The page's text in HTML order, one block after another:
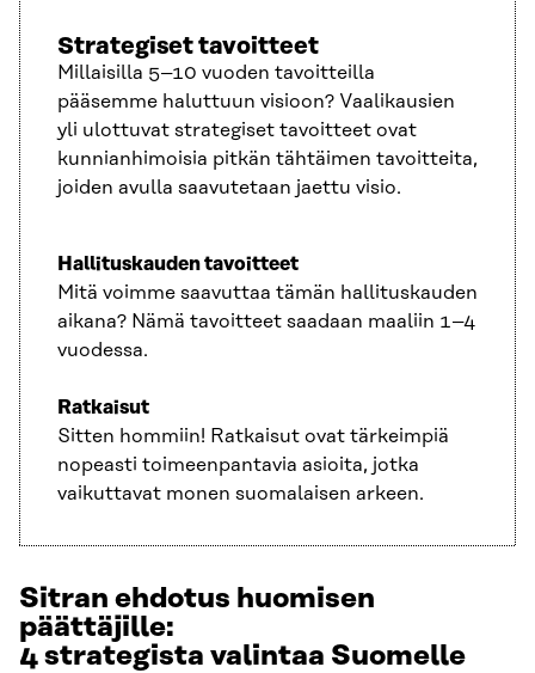
Strategiset tavoitteet
Millaisilla 5–10 vuoden tavoitteilla
pääsemme haluttuun visioon? Vaalikausien
yli ulottuvat strategiset tavoitteet ovat
kunnianhimoisia pitkän tähtäimen tavoitteita,
joiden avulla saavutetaan jaettu visio.
Hallituskauden tavoitteet
Mitä voimme saavuttaa tämän hallituskauden
aikana? Nämä tavoitteet saadaan maaliin 1–4
vuodessa.
Ratkaisut
Sitten hommiin! Ratkaisut ovat tärkeimpiä
nopeasti toimeenpantavia asioita, jotka
vaikuttavat monen suomalaisen arkeen.
Sitran ehdotus huomisen
päättäjille:
4 strategista valintaa Suomelle